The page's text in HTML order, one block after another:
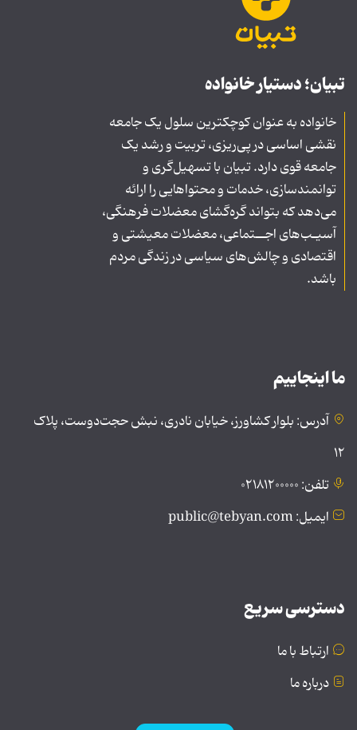
تبیان؛ دستیار خانواده
خانواده به عنوان کوچکترین سلول یک جامعه
نقشی اساسی در پی‌ریزی، تربیت و رشد یک
جامعه قوی دارد. تبیان با تسهیل‌گری و
توانمندسازی، خدمات و محتواهایی را ارائه
می‌دهد که بتواند گره‌گشای معضلات فرهنگی،
آسیـب‌های اجــتماعی، معضلات معیشتی و
اقتصادی و چالش‌های سیاسی در زندگی مردم
باشد.
ما اینجاییم
آدرس: بلوار کشاورز، خیابان نادری، نبش حجت‌دوست، پلاک
۱۲
تلفن: ۰۲۱۸۱۲۰۰۰۰۰
ایمیل: public@tebyan.com
دسترسی سریع
ارتباط با ما
درباره ما